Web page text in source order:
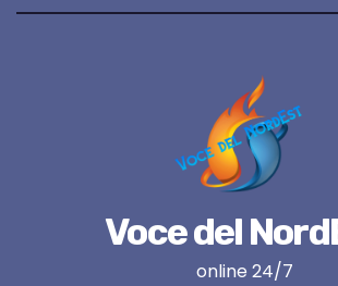
Voce del
online 24/7